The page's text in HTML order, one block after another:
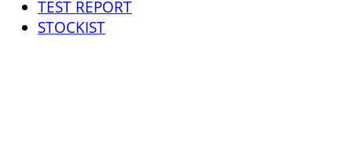
TEST REPORT
STOCKIST